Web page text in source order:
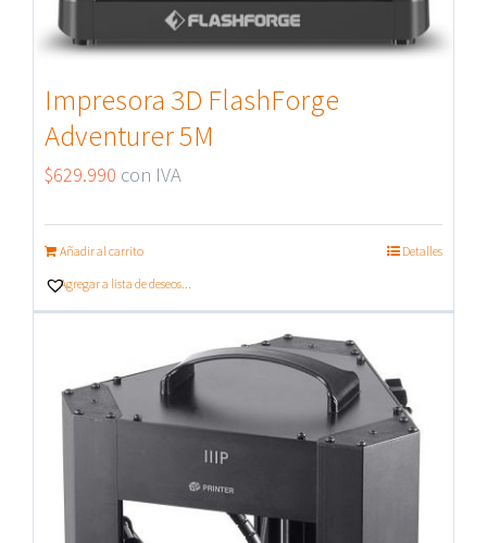
Impresora 3D FlashForge
Adventurer 5M
$629.990 con IVA
Añadir al carrito
Detalles
Agregar a lista de deseos...